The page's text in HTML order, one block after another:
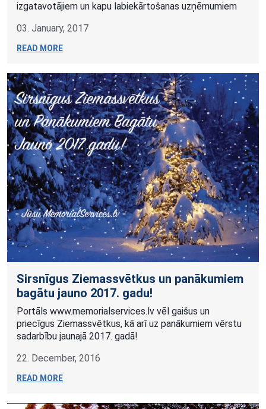
izgatavotājiem un kapu labiekārtošanas uzņēmumiem
03. January, 2017
READ MORE
Sirsnīgus Ziemassvētkus un panākumiem
bagātu jauno 2017. gadu!
Portāls www.memorialservices.lv vēl gaišus un
priecīgus Ziemassvētkus, kā arī uz panākumiem vērstu
sadarbību jaunajā 2017. gadā!
22. December, 2016
READ MORE